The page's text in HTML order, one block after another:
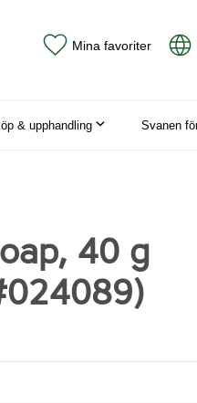
Mina favoriter
& upphandling Svanen
40 g